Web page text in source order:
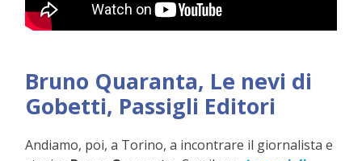
Bruno Quaranta, Le nevi di
Gobetti, Passigli Editori
Andiamo, poi, a Torino, a incontrare il giornalista e